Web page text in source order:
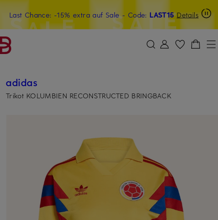
ZUM HAUPTINHALT ÜBERSPRINGEN ZUM SUCHFELD ÜBERSPRINGEN
Last Chance: -15% extra auf Sale- Code: LAST15 Details
15€-Willkommensgutschein mit Beyond sichern
adidas
Trikot KOLUMBIEN RECONSTRUCTED BRINGBACK